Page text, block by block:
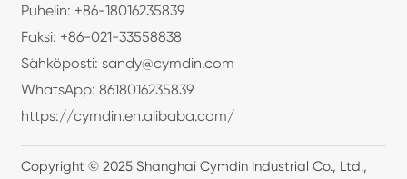
Puhelin: +86-18016235839
Faksi: +86-021-33558838
Sähköposti: sandy@cymdin.com
WhatsApp: 8618016235839
https://cymdin.en.alibaba.com/
Copyright © 2025 Shanghai Cymdin Industrial Co., Ltd.,